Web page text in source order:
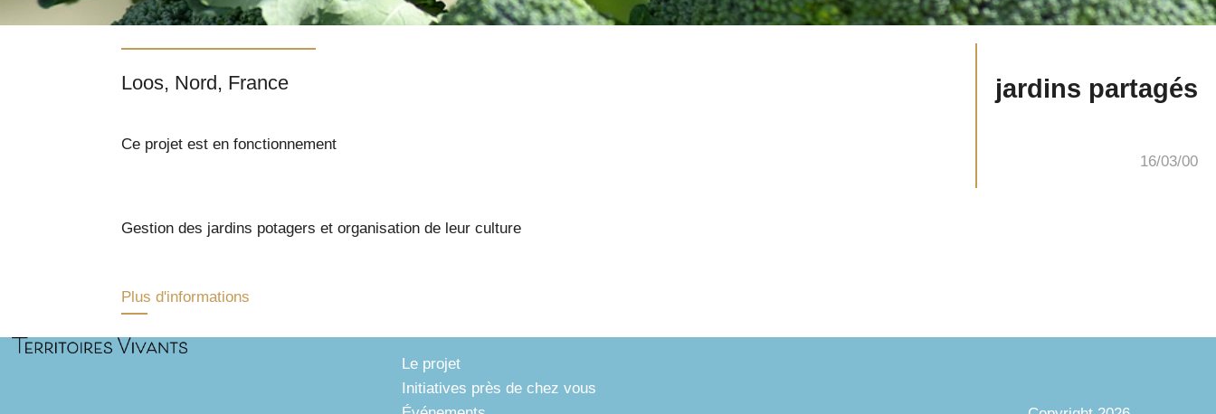
16/03/00
jardins partagés
Loos, Nord, France
Ce projet est en fonctionnement
Gestion des jardins potagers et organisation de leur culture
Plus d'informations
Le projet
Initiatives près de chez vous